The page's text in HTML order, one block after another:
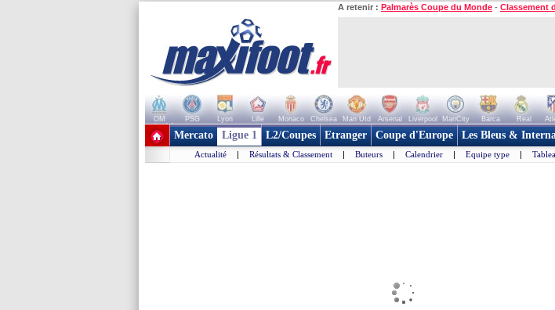
A retenir : Palmarès Coupe du Monde - Classement
OM PSG Lyon Lille Monaco Chelsea Man Utd Arsenal Liverpool ManCity Barca Real
+ de clubs
Mercato Ligue 1 L2/Coupes Etranger Coupe d'Europe Les Bleus &
Actualité | Résultats & Classement | Buteurs | Calendrier | Equipe type |